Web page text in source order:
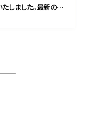
しました。最新の情